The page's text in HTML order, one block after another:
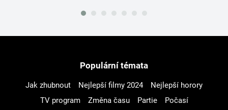
Populární témata
Jak zhubnout Nejlepší filmy 2024
Nejlepší horory
TV program
Změna času Partie
Počasí